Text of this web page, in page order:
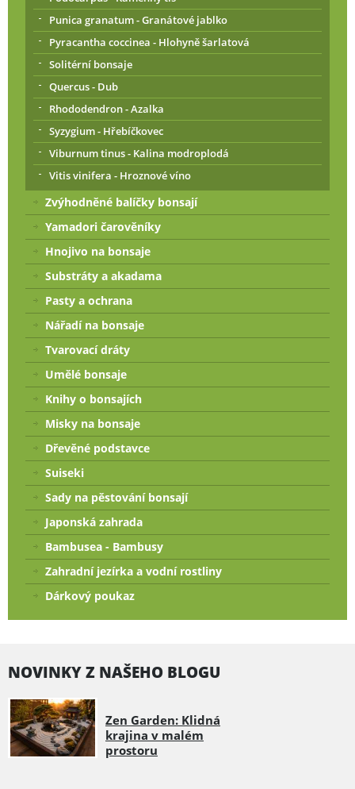
Punica granatum - Granátové jablko
Pyracantha coccinea - Hlohyně šarlatová
Solitérní bonsaje
Quercus - Dub
Rhododendron - Azalka
Syzygium - Hřebíčkovec
Viburnum tinus - Kalina modroplodá
Vitis vinifera - Hroznové víno
Zvýhodněné balíčky bonsají
Yamadori čarověníky
Hnojivo na bonsaje
Substráty a akadama
Pasty a ochrana
Nářadí na bonsaje
Tvarovací dráty
Umělé bonsaje
Knihy o bonsajích
Misky na bonsaje
Dřevěné podstavce
Suiseki
Sady na pěstování bonsají
Japonská zahrada
Bambusea - Bambusy
Zahradní jezírka a vodní rostliny
Dárkový poukaz
NOVINKY Z NAŠEHO BLOGU
Zen Garden: Klidná
krajina v malém
prostoru